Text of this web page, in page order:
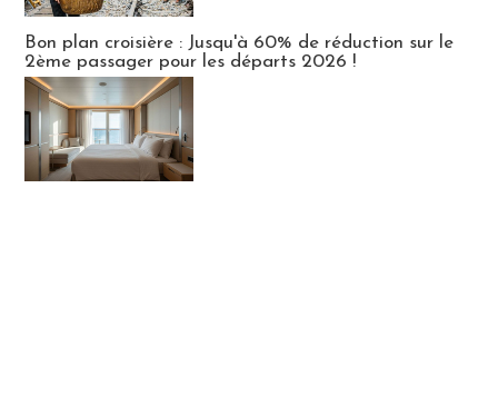
Bon plan croisière : Jusqu'à 60% de réduction sur le
2ème passager pour les départs 2026 !